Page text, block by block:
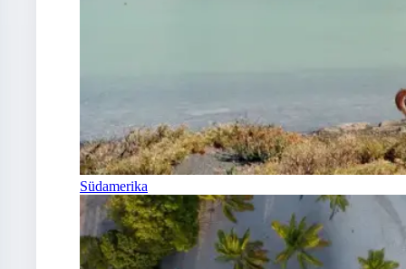
Südamerika